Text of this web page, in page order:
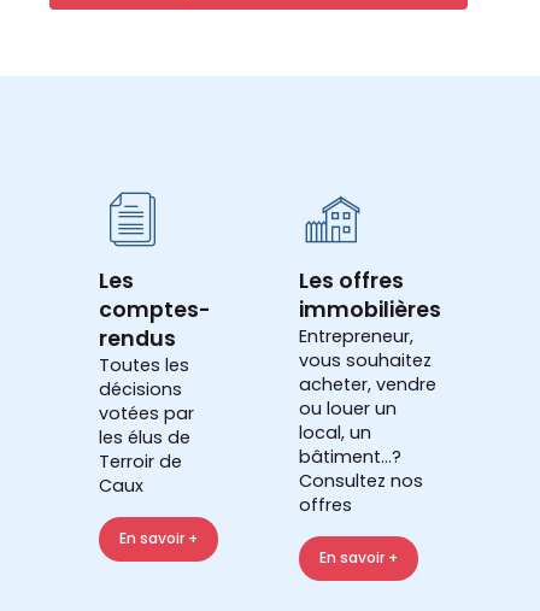
Les
comptes-
rendus
Toutes les
décisions
votées par
les élus de
Terroir de
Caux
En savoir +
Les offres
immobilières
Entrepreneur,
vous souhaitez
acheter, vendre
ou louer un
local, un
bâtiment...?
Consultez nos
offres
En savoir +